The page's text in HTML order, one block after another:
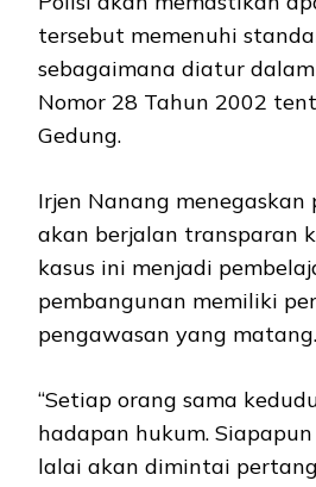
tersebut memenuhi
sebagaimana diatur
Nomor 28 Tahun 2002
Gedung.
Irjen Nanang menegaskan
akan berjalan transparan
kasus ini menjadi
pembangunan memiliki
pengawasan yang matang.
“Setiap orang sama
hadapan hukum.
lalai akan dimintai